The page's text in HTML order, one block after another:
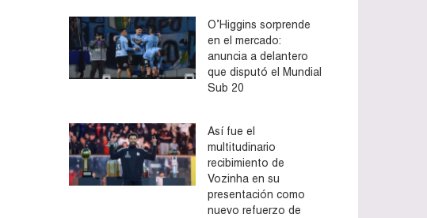
O’Higgins sorprende
en el mercado:
anuncia a delantero
que disputó el Mundial
Sub 20
Así fue el
multitudinario
recibimiento de
Vozinha en su
presentación como
nuevo refuerzo de